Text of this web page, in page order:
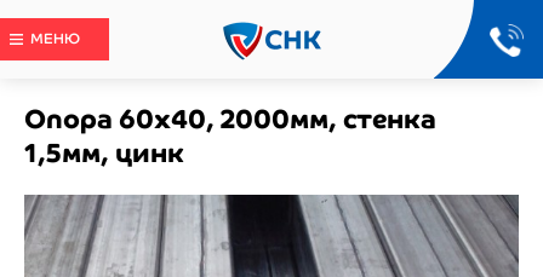
МЕНЮ
Опора 60х40, 2000мм, стенка
1,5мм, цинк